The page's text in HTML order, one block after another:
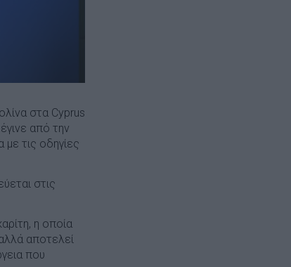
στα Cyprus
από την
τις οδηγίες
στις
η οποία
αποτελεί
που